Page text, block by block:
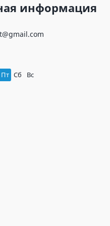
информация
Пт Сб Вс